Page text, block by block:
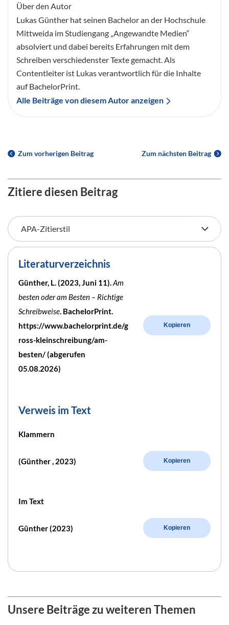
Über den Autor
Lukas Günther hat seinen Bachelor an der Hochschule
Mittweida im Studiengang „Angewandte Medien“
absolviert und dabei bereits Erfahrungen mit dem
Schreiben verschiedenster Texte gemacht. Als
Contentleiter ist Lukas verantwortlich für die Inhalte
auf BachelorPrint.
Alle Beiträge von diesem Autor anzeigen
Zum vorherigen Beitrag Zum nächsten Beitrag
Zitiere diesen Beitrag
Literaturverzeichnis
Günther, L. (2023, Juni 11).Am
besten oder am Besten – Richtige
Schreibweise. BachelorPrint.
https://www.bachelorprint.de/g
ross-kleinschreibung/am-
besten/ (abgerufen
05.08.2026)
Kopieren
Verweis im Text
Klammern
(Günther , 2023) Kopieren
Im Text
Günther (2023) Kopieren
Unsere Beiträge zu weiteren Themen